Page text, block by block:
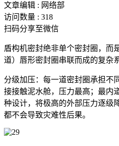
文章编辑 : 网络部
访问数量 : 318
扫码分享至微信
盾构机密封绝非单个密封圈，而
道）唇形密封圈串联而成的复杂
分级加压：每一道密封圈承担不
接接触泥水舱，压力最高；最内
种设计，将极高的外部压力逐级
都不会导致灾难性后果。